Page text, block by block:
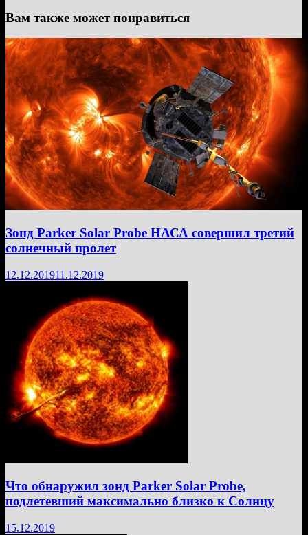
Вам также может понравиться
Зонд Parker Solar Probe НАСА совершил третий
солнечный пролет
12.12.201911.12.2019
Что обнаружил зонд Parker Solar Probe,
подлетевший максимально близко к Солнцу
15.12.2019